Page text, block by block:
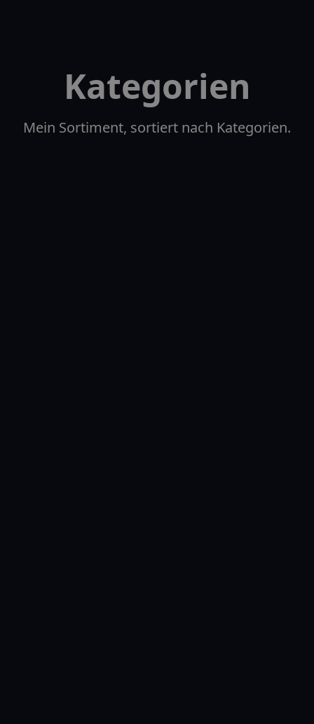
Kategorien
Mein Sortiment, sortiert nach Kategorien.